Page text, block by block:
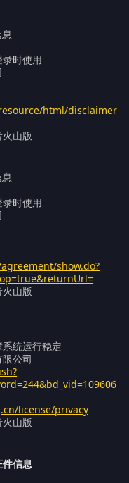
时使用
html/disclaimer
山版
时使用
show.do?
山版
统运行稳定
公司
license/privacy
山版
件信息